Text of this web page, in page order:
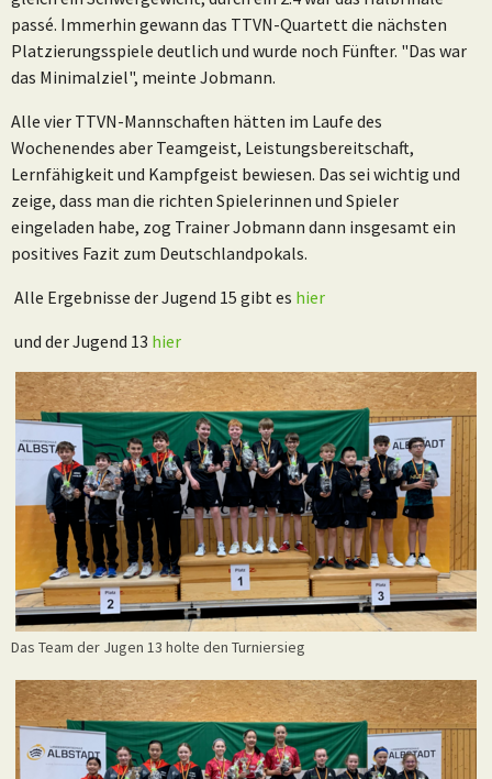
passé. Immerhin gewann das TTVN-Quartett die nächsten
Platzierungsspiele deutlich und wurde noch Fünfter. "Das war
das Minimalziel", meinte Jobmann.
Alle vier TTVN-Mannschaften hätten im Laufe des
Wochenendes aber Teamgeist, Leistungsbereitschaft,
Lernfähigkeit und Kampfgeist bewiesen. Das sei wichtig und
zeige, dass man die richten Spielerinnen und Spieler
eingeladen habe, zog Trainer Jobmann dann insgesamt ein
positives Fazit zum Deutschlandpokals.
Alle Ergebnisse der Jugend 15 gibt es hier
und der Jugend 13 hier
Das Team der Jugen 13 holte den Turniersieg